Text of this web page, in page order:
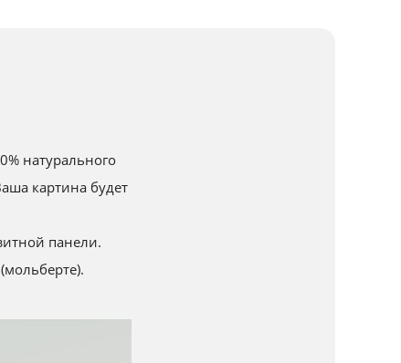
натурального
картина будет
панели.